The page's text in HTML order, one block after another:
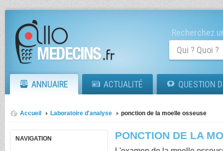
Recherchez
ANNUAIRE ACTUALITÉ QUESTION
Accueil Laboratoire d'analyse ponction de la moelle osseuse
NAVIGATION PONCTION DE LA